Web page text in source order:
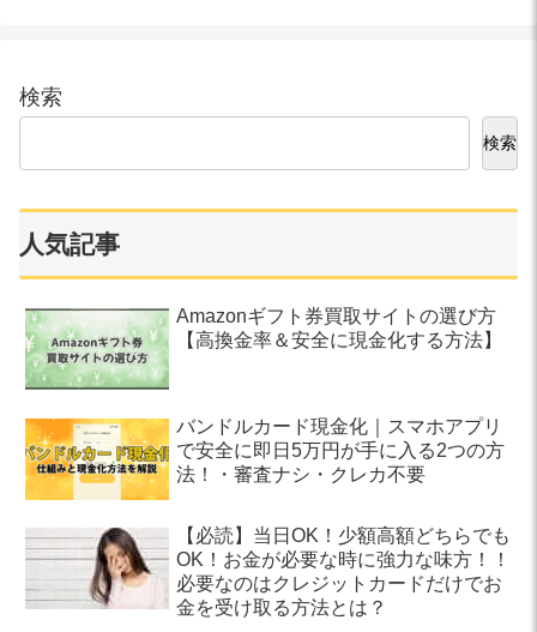
検索
検索
人気記事
Amazonギフト券買取サイトの選び方
【高換金率＆安全に現金化する方法】
バンドルカード現金化｜スマホアプリ
で安全に即日5万円が手に入る2つの方
法！・審査ナシ・クレカ不要
【必読】当日OK！少額高額どちらでも
OK！お金が必要な時に強力な味方！！
必要なのはクレジットカードだけでお
金を受け取る方法とは？